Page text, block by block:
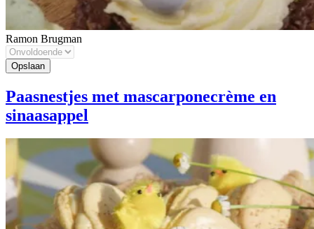
Ramon Brugman
Paasnestjes met mascarponecrème en
sinaasappel